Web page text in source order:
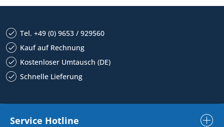
Tel. +49 (0) 9653 / 929560
Kauf auf Rechnung
Kostenloser Umtausch (DE)
Schnelle Lieferung
Service Hotline